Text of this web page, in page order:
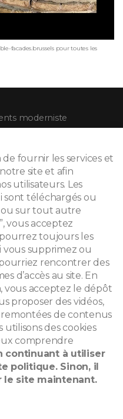
facades.brussels pour toutes les
moderniste
de fournir les services et
site et afin
utilisateurs. Les
sont téléchargés ou
sur tout autre
vous acceptez
pourrez toujours les
supprimez ou
rencontrer des
d’accès au site. En
vous acceptez le dépôt
proposer des vidéos,
de contenus
utilisons des cookies
comprendre
continuant à utiliser
politique. Sinon, il
site maintenant.